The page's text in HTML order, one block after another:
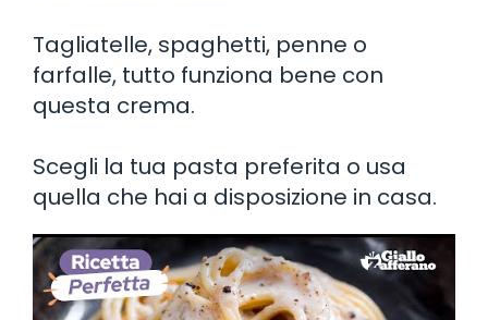
Tagliatelle, spaghetti, penne o
farfalle, tutto funziona bene con
questa crema.
Scegli la tua pasta preferita o usa
quella che hai a disposizione in casa.